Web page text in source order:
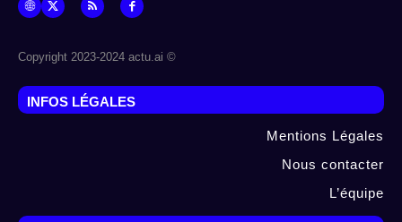
© Copyright 2023-2024 actu.ai
INFOS LÉGALES
Mentions Légales
Nous contacter
L’équipe